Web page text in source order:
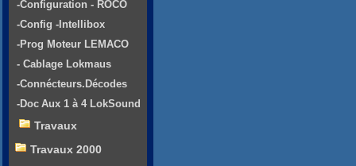
-Configuration - ROCO
-Config -Intellibox
-Prog Moteur LEMACO
- Cablage Lokmaus
-Connécteurs.Décodes
-Doc Aux 1 à 4 LokSound
Travaux
Travaux 2000